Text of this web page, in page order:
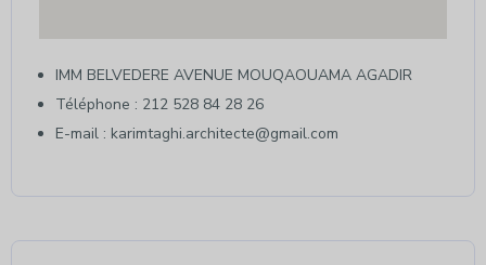
IMM BELVEDERE AVENUE MOUQAOUAMA AGADIR
Téléphone : 212 528 84 28 26
E-mail : karimtaghi.architecte@gmail.com